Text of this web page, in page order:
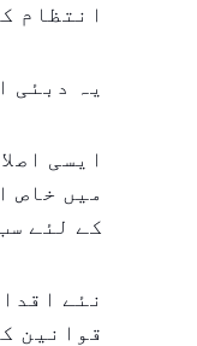
انتظام
یہ دبئی
ایسی
میں خاص
کے لئے
نئے
قوانین